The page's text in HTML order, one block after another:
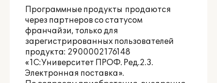
Партнерам
Онлайн-демонстрация
Программные продукты продаются
через партнеров со статусом
франчайзи, только для
зарегистрированных пользователей
продукта: 2900002176148
«1С:Университет ПРОФ. Ред.2.3.
Электронная поставка».